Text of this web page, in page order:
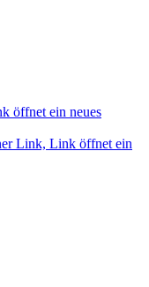
öffnet ein neues
Link, Link öffnet ein